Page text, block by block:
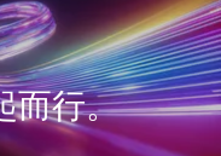
而行。